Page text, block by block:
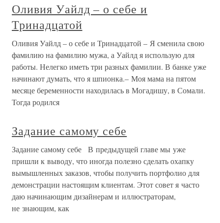
Оливия Уайлд – о себе и
Тринадцатой
Оливия Уайлд – о себе и Тринадцатой – Я сменила свою
фамилию на фамилию мужа, а Уайлд я использую для
работы. Нелегко иметь три разных фамилии. В банке уже
начинают думать, что я шпионка.– Моя мама на пятом
месяце беременности находилась в Могадишу, в Сомали.
Тогда родился
Задание самому себе
Задание самому себе В предыдущей главе мы уже
пришли к выводу, что иногда полезно сделать охапку
вымышленных заказов, чтобы получить портфолио для
демонстрации настоящим клиентам. Этот совет я часто
даю начинающим дизайнерам и иллюстраторам,
не знающим, как